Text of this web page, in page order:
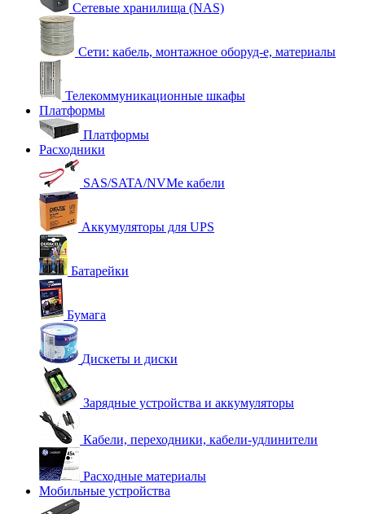
Сетевые хранилища (NAS)
Сети: кабель, монтажное оборуд-е, материалы
Телекоммуникационные шкафы
Платформы
Платформы
Расходники
SAS/SATA/NVMe кабели
Аккумуляторы для UPS
Батарейки
Бумага
Дискеты и диски
Зарядные устройства и аккумуляторы
Кабели, переходники, кабели-удлинители
Расходные материалы
Мобильные устройства